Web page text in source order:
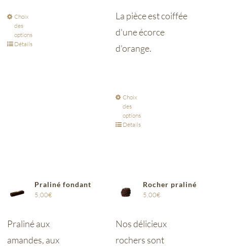
Choix
des
options
Détails
La pièce est coiffée
d'une écorce
d'orange.
Choix
des
options
Détails
Praliné fondant
5,00€
Praliné aux
amandes, aux
Rocher praliné
5,00€
Nos délicieux
rochers sont